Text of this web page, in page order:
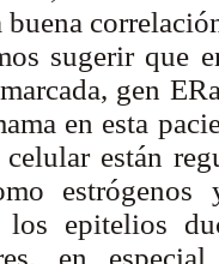
buena
sugerir que
gen
en esta
están
los epitelios